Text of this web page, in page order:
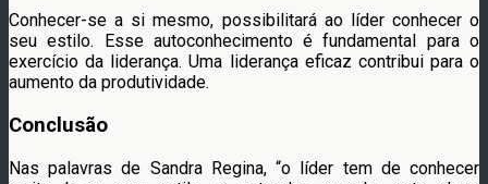
Conhecer-se a si mesmo, possibilitará ao líder conhecer o
seu estilo. Esse autoconhecimento é fundamental para o
exercício da liderança. Uma liderança eficaz contribui para o
aumento da produtividade.
Conclusão
Nas palavras de Sandra Regina, “o líder tem de conhecer